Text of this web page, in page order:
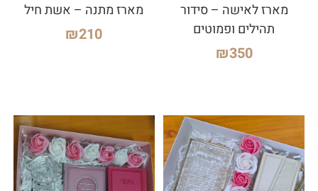
מארז לאישה – סידור
תהילים ופמוטים
₪350
מארז מתנה – אשת חיל
₪210